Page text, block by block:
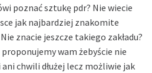
poznać sztukę pdr? Nie wiecie
jak najbardziej znakomite
znacie jeszcze takiego zakładu?
wam żebyście nie
chwili dłużej lecz możliwie jak